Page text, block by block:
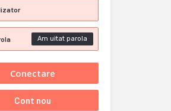
Am uitat parola